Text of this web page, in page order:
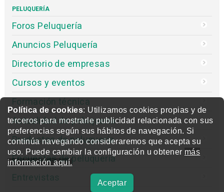
Política de cookies: Utilizamos cookies propias y de
terceros para mostrarle publicidad relacionada con sus
preferencias según sus hábitos de navegación. Si
continúa navegando consideraremos que acepta su
uso. Puede cambiar la configuración u obtener más
información aquí.
Aceptar
PELUQUERÍA
Foros Peluquería
Anuncios Peluquería
Directorio de empresas
Cursos y eventos
Formación técnica
Actualidad de peluquería
Productos de peluquería
Encuestas de peluquería
Entrevistas